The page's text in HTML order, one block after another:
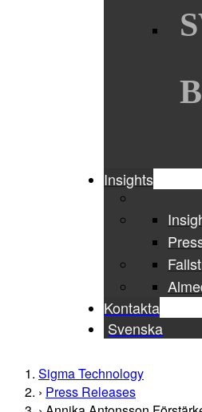
Insights
Kontakta
Svenska
Sigma Technology
Press Releases